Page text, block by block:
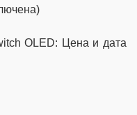
OLED: Цена и дата